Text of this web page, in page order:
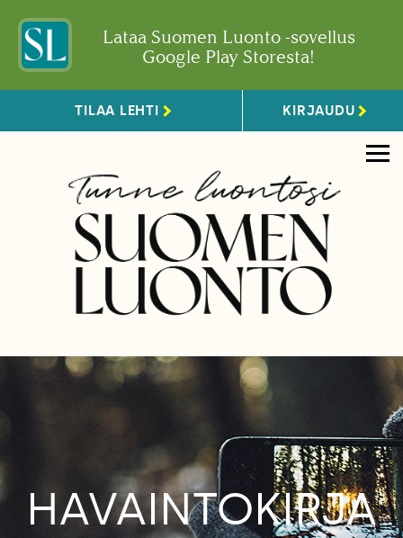
Lataa Suomen Luonto -sovellus
Google Play Storesta!
TILAA LEHTI KIRJAUDU
HAVAINTOKIRJA